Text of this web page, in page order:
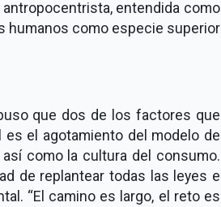
entendida como
humanos como especie superior
que dos de los factores que
el agotamiento del modelo de
como la cultura del consumo.
de replantear todas las leyes e
“El camino es largo, el reto es